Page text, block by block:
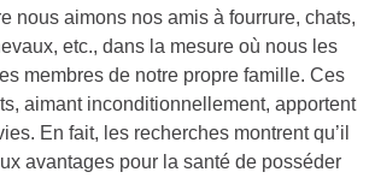
nous aimons nos amis à fourrure, chats,
etc., dans la mesure où nous les
membres de notre propre famille. Ces
aimant inconditionnellement, apportent
En fait, les recherches montrent qu’il
avantages pour la santé de posséder